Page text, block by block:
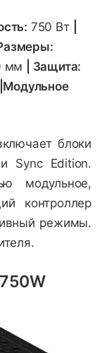
750 Вт
Размеры:
мм
| Защита:
|Модульное
блоки
Sync Edition.
модульное,
контроллер
режимы.